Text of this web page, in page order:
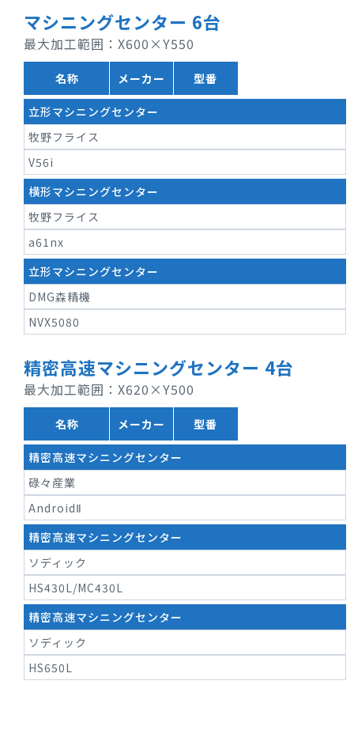
マシニングセンター 6台
最大加工範囲：X600×Y550
名称 メーカー 型番
立形マシニングセンター
牧野フライス
V56i
横形マシニングセンター
牧野フライス
a61nx
立形マシニングセンター
DMG森精機
NVX5080
精密高速マシニングセンター 4台
最大加工範囲：X620×Y500
名称 メーカー 型番
精密高速マシニングセンター
碌々産業
AndroidⅡ
精密高速マシニングセンター
ソディック
HS430L/MC430L
精密高速マシニングセンター
ソディック
HS650L